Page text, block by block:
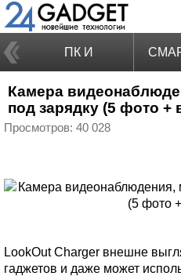
ПК И
НОУТБУКИ
Камера
под зарядку (5 фото +
Просмотров: 40 028
LookOut Charger внешне
гаджетов и даже может